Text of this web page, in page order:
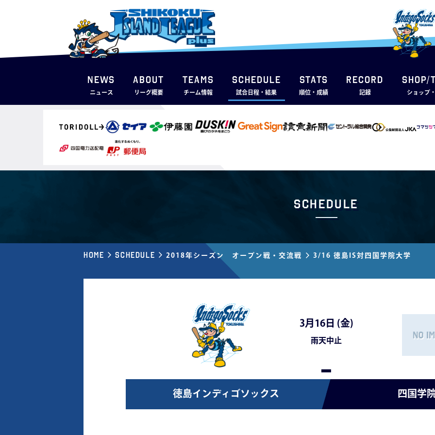
NEWS
ニュース
ABOUT
リーグ概要
TEAMS
チーム情報
SCHEDULE
試合日程・結果
STATS
順位・成績
RECORD
記録
SHOP/
ショップ
Schedule
Home Schedule 2018年シーズン オープン戦・交流戦 3/16 徳島IS対四国学院大学
3月16日 (金)
雨天中止
-
徳島インディゴソックス 四国学